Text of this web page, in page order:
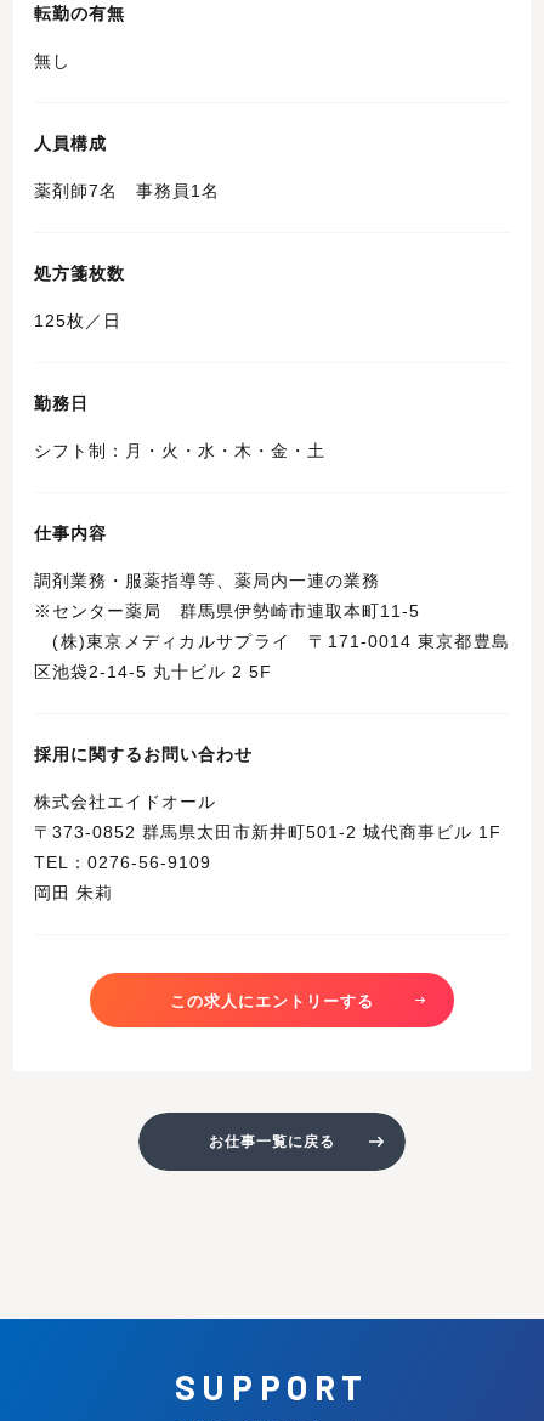
転勤の有無
無し
人員構成
薬剤師7名 事務員1名
処方箋枚数
125枚／日
勤務日
シフト制：月・火・水・木・金・土
仕事内容
調剤業務・服薬指導等、薬局内一連の業務
※センター薬局 群馬県伊勢崎市連取本町11‐5
(株)東京メディカルサプライ 〒171-0014 東京都豊島
区池袋2-14-5 丸十ビル 2 5F
採用に関するお問い合わせ
株式会社エイドオール
〒373-0852 群馬県太田市新井町501-2 城代商事ビル 1F
TEL：0276-56-9109
岡田 朱莉
この求人にエントリーする
お仕事一覧に戻る
SUPPORT